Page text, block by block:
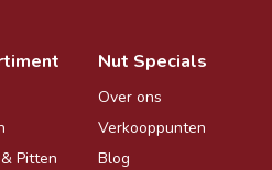
Pitten
Nut Specials
Over ons
Verkooppunten
Blog